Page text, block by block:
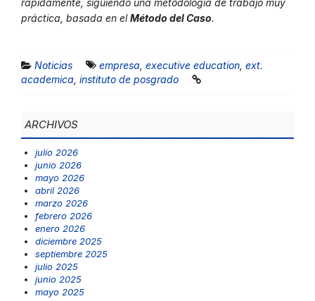
rápidamente, siguiendo una metodología de trabajo muy
práctica, basada en elMétodo del Caso.
Noticias empresa, executive education, ext.
academica, instituto de posgrado
ARCHIVOS
julio 2026
junio 2026
mayo 2026
abril 2026
marzo 2026
febrero 2026
enero 2026
diciembre 2025
septiembre 2025
julio 2025
junio 2025
mayo 2025